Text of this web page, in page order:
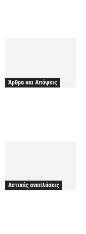
Άρθρα και Απόψεις
Αστικές αναπλάσεις